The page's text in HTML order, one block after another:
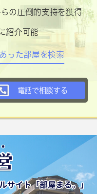
の圧倒的支持を獲得
紹介可能
った部屋を検索
電話で相談する